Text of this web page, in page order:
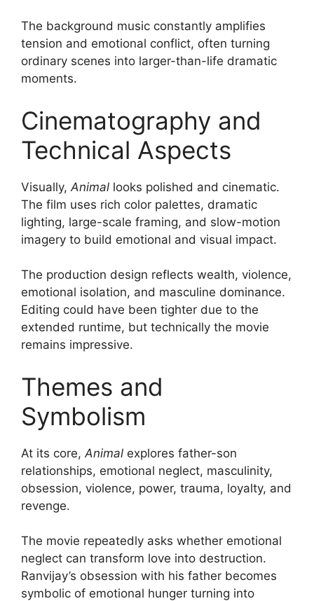
The background music constantly amplifies
tension and emotional conflict, often turning
ordinary scenes into larger-than-life dramatic
moments.
Cinematography and
Technical Aspects
Visually, Animal looks polished and cinematic.
The film uses rich color palettes, dramatic
lighting, large-scale framing, and slow-motion
imagery to build emotional and visual impact.
The production design reflects wealth, violence,
emotional isolation, and masculine dominance.
Editing could have been tighter due to the
extended runtime, but technically the movie
remains impressive.
Themes and
Symbolism
At its core, Animal explores father-son
relationships, emotional neglect, masculinity,
obsession, violence, power, trauma, loyalty, and
revenge.
The movie repeatedly asks whether emotional
neglect can transform love into destruction.
Ranvijay’s obsession with his father becomes
symbolic of emotional hunger turning into